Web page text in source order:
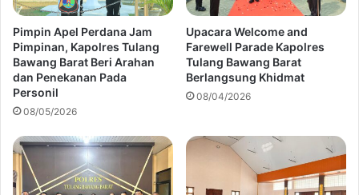
Pimpin Apel Perdana Jam
Pimpinan, Kapolres Tulang
Bawang Barat Beri Arahan
dan Penekanan Pada
Personil
08/05/2026
Upacara Welcome and
Farewell Parade Kapolres
Tulang Bawang Barat
Berlangsung Khidmat
08/04/2026